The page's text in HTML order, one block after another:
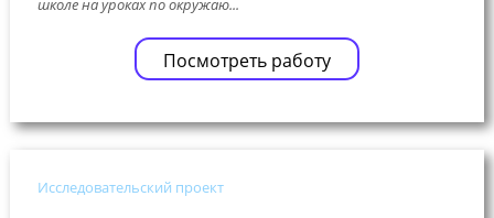
школе на уроках по окружаю...
Посмотреть работу
Исследовательский проект